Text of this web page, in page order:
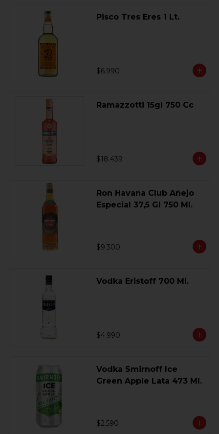
Pisco Tres Eres 1 Lt.
$6.990
Ramazzotti 15gl 750 Cc
$18.439
Ron Havana Club Añejo
Especial 37,5 Gl 750 Ml.
$9.300
Vodka Eristoff 700 Ml.
$4.990
Vodka Smirnoff Ice
Green Apple Lata 473 Ml.
$2.590